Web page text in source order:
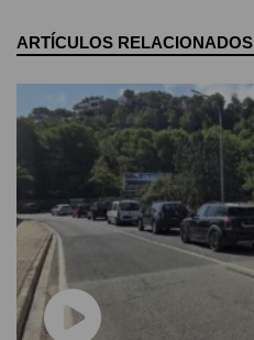
ARTÍCULOS RELACIONADOS